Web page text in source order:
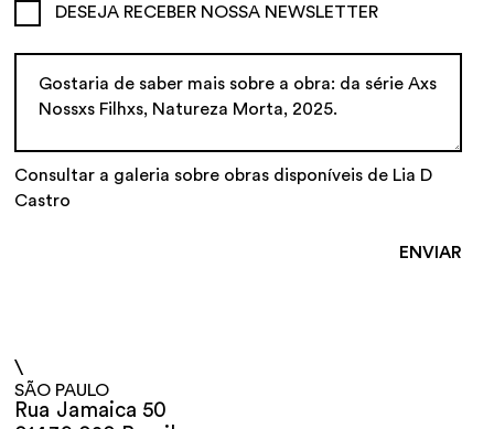
DESEJA RECEBER NOSSA NEWSLETTER
Consultar a galeria sobre obras disponíveis de Lia D
Castro
\
SÃO PAULO
Rua Jamaica 50